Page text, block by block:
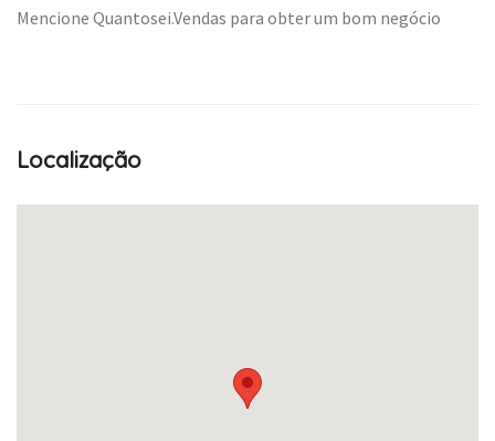
Mencione Quantosei.Vendas para obter um bom negócio
Localização